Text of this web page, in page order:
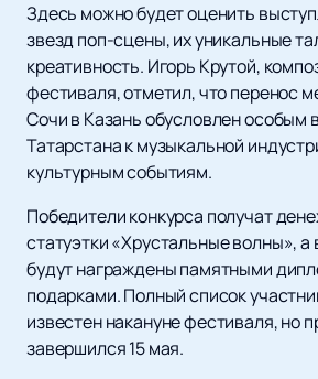
Здесь можно будет оценить
звезд поп-сцены, их уникальные
креативность. Игорь Крутой,
фестиваля, отметил, что перенос
Сочи в Казань обусловлен особым
Татарстана к музыкальной
культурным событиям.
Победители конкурса получат
статуэтки «Хрустальные волны», а
будут награждены памятными
подарками. Полный список
известен накануне фестиваля, но
завершился 15 мая.